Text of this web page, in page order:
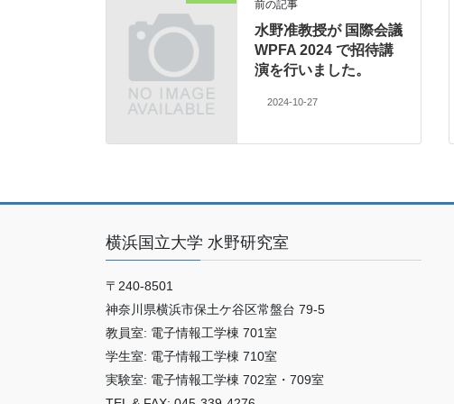
前の記事
水野准教授が 国際会議
WPFA 2024 で招待講
演を行いました。
2024-10-27
横浜国立大学 水野研究室
〒240-8501
神奈川県横浜市保土ケ谷区常盤台 79-5
教員室: 電子情報工学棟 701室
学生室: 電子情報工学棟 710室
実験室: 電子情報工学棟 702室・709室